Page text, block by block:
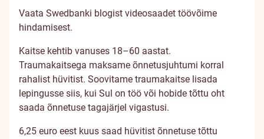
Vaata Swedbanki blogist videosaadet töövõime
hindamisest.
Kaitse kehtib vanuses 18–60 aastat.
Traumakaitsega maksame õnnetusjuhtumi korral
rahalist hüvitist. Soovitame traumakaitse lisada
lepingusse siis, kui Sul on töö või hobide tõttu oht
saada õnnetuse tagajärjel vigastusi.
6,25 euro eest kuus saad hüvitist õnnetuse tõttu